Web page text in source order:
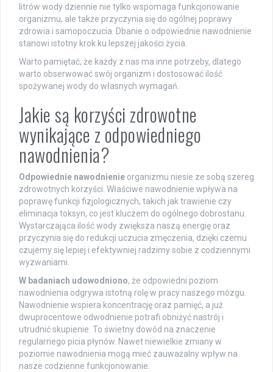
litrów wody dziennie nie tylko wspomaga funkcjonowanie
organizmu, ale także przyczynia się do ogólnej poprawy
zdrowia i samopoczucia. Dbanie o odpowiednie nawodnienie
stanowi istotny krok ku lepszej jakości życia.
Warto pamiętać, że każdy z nas ma inne potrzeby, dlatego
warto obserwować swój organizm i dostosować ilość
spożywanej wody do własnych wymagań.
Jakie są korzyści zdrowotne
wynikające z odpowiedniego
nawodnienia?
Odpowiednie nawodnienie organizmu niesie ze sobą szereg
zdrowotnych korzyści. Właściwe nawodnienie wpływa na
poprawę funkcji fizjologicznych, takich jak trawienie czy
eliminacja toksyn, co jest kluczem do ogólnego dobrostanu.
Wystarczająca ilość wody zwiększa naszą energię oraz
przyczynia się do redukcji uczucia zmęczenia, dzięki czemu
czujemy się lepiej i efektywniej radzimy sobie z codziennymi
wyzwaniami.
W badaniach udowodniono, że odpowiedni poziom
nawodnienia odgrywa istotną rolę w pracy naszego mózgu.
Nawodnienie wspiera koncentrację oraz pamięć, a już
dwuprocentowe odwodnienie potrafi obniżyć nastrój i
utrudnić skupienie. To świetny dowód na znaczenie
regularnego picia płynów. Nawet niewielkie zmiany w
poziomie nawodnienia mogą mieć zauważalny wpływ na
nasze codzienne funkcjonowanie.